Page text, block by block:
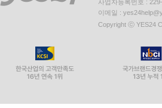
사업자등록번호 :
이메일 :
Copyright ⓒ YES24